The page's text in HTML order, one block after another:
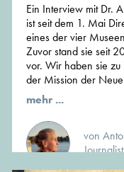
Ein Interview mit Dr.
ist seit dem 1. Mai
eines der vier
Zuvor stand sie seit
vor. Wir haben sie
der Mission der
mehr ...
von